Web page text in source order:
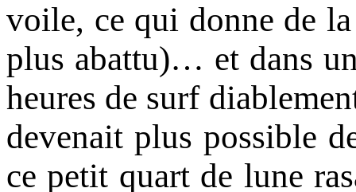
voile, ce qui donne de
plus abattu)… et dans
heures de surf
devenait plus possible
ce petit quart de lune